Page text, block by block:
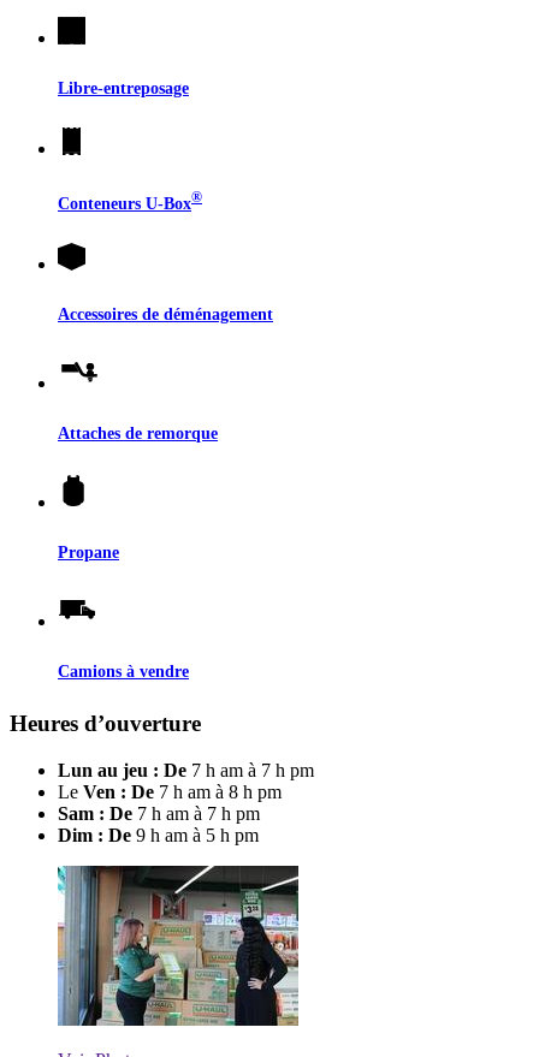
Libre-entreposage
Conteneurs U-Box®
Accessoires de déménagement
Attaches de remorque
Propane
Camions à vendre
Heures d’ouverture
Lun au jeu : De 7 h am à 7 h pm
Le Ven : De 7 h am à 8 h pm
Sam : De 7 h am à 7 h pm
Dim : De 9 h am à 5 h pm